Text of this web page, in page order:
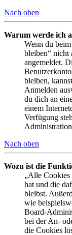
Nach oben
Warum werde ich
Wenn du
bleiben“ nicht
angemeldet.
bleiben,
Anmelden
du dich an
einem
Verfügung
Nach oben
Wozu ist die
„Alle Cookies
hat und die
bleibst.
wie
Board-
bei der An-
die Cookies